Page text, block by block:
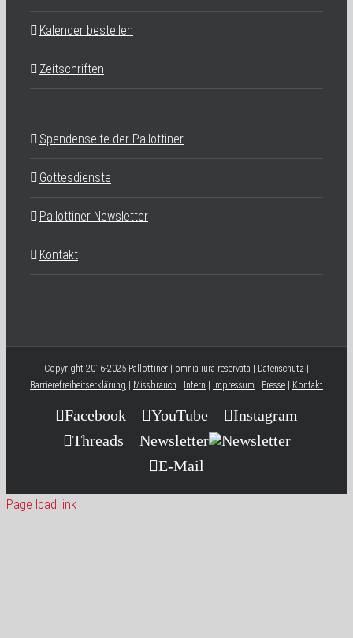
Kalender bestellen
Zeitschriften
Spendenseite der Pallottiner
Gottesdienste
Pallottiner Newsletter
Kontakt
Copyright 2016-2025 Pallottiner | omnia iura reservata | Datenschutz
Barrierefreiheitserklärung
Missbrauch Intern Impressum Presse Kontakt
Facebook YouTube
Instagram
Threads
Newsletter
E-Mail
Page load link